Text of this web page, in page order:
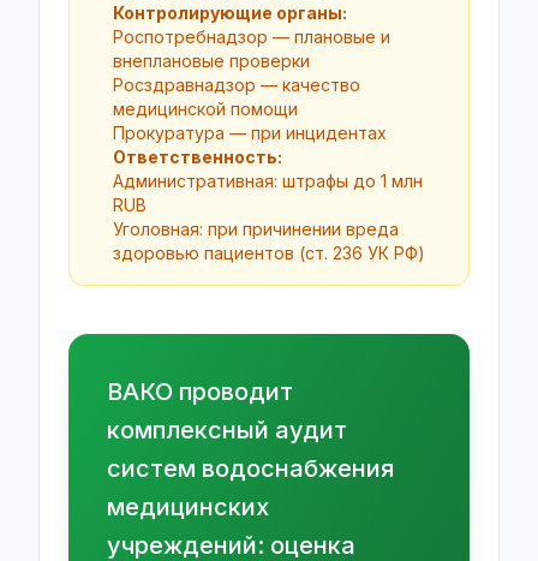
Контролирующие органы:
Роспотребнадзор — плановые и
внеплановые проверки
Росздравнадзор — качество
медицинской помощи
Прокуратура — при инцидентах
Ответственность:
Административная: штрафы до 1 млн
RUB
Уголовная: при причинении вреда
здоровью пациентов (ст. 236 УК РФ)
ВАКО проводит
комплексный аудит
систем водоснабжения
медицинских
учреждений: оценка